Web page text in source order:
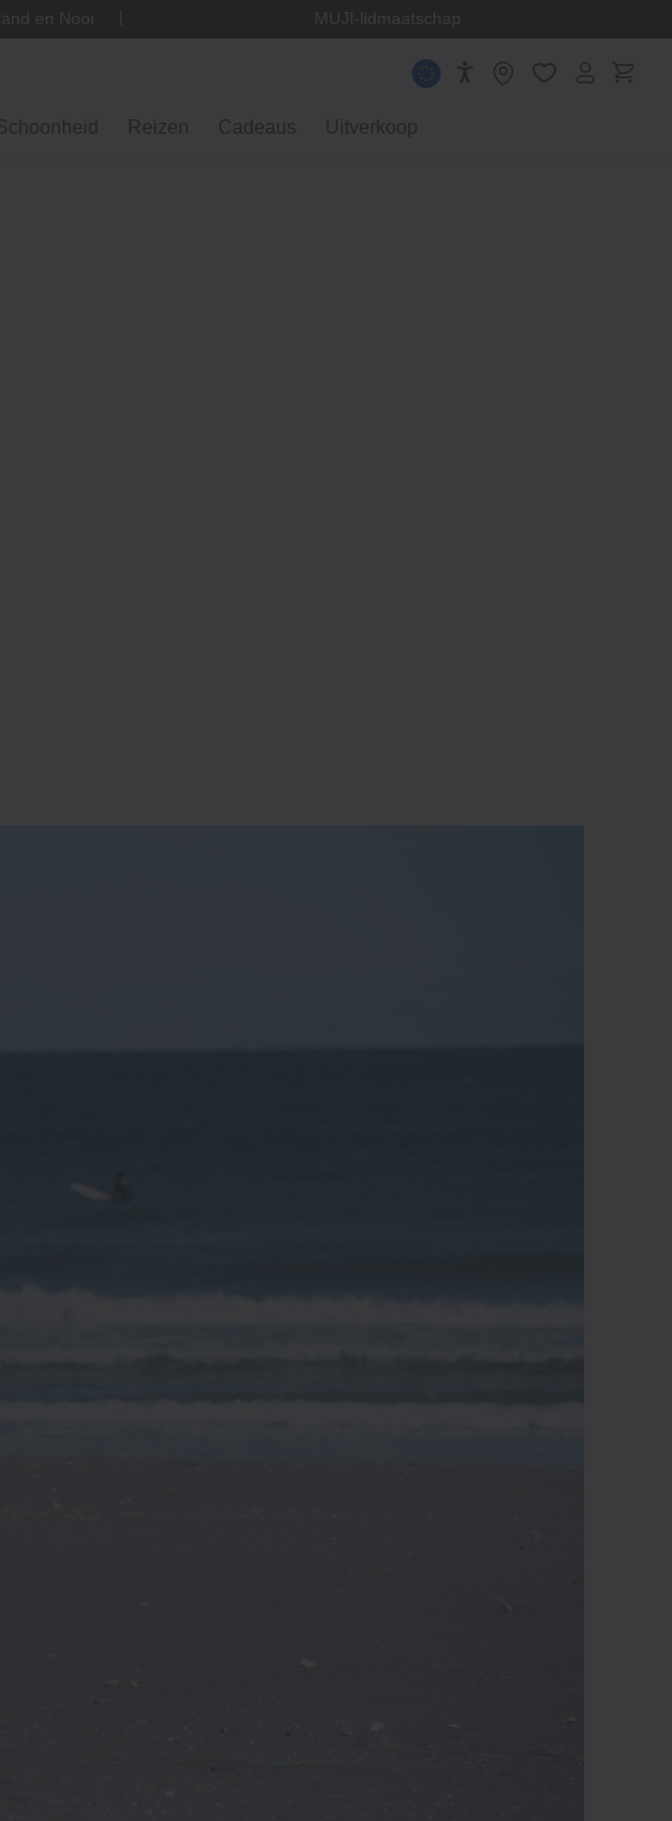
en Noorwegen MUJI-lidmaatschap
Reizen Cadeaus Uitverkoop